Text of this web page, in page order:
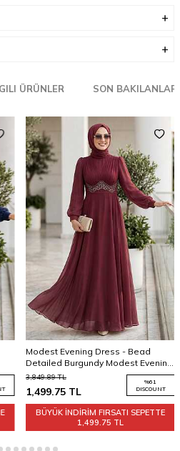
ÜRÜNLER SON BAKILANLAR
Modest Evening Dress - Bead
Detailed Black Modest Evening
Dress 6295S
3,849.89TL
1,499.75TL
%61
DISCOUNT
BÜYÜK İNDİRİM FIRSATI SEPETTE
1,499.75 TL